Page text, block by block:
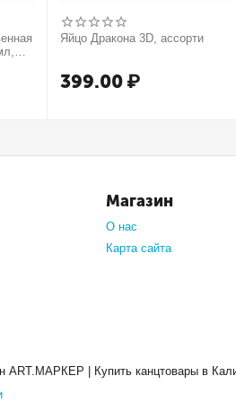
Яйцо Дракона 3D, ассорти
399.00 ₽
Магазин
О нас
Карта сайта
ART.МАРКЕР | Купить канцтовары в